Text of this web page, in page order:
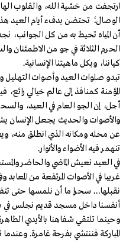
ارتجفت من خشية الله، والقلوب
الوصال؛ تحتضن بدفء أيام العيد هذه
أن المياه تحيط به من كل الجوانب،
الحرم الثلاثة في جو من الاطمئنان
كياننا، وبكل ماهيتنا الإنسانية.
تبدو صلوات العيد وأصوات
المؤمنة كمنافذ إلى عالم خيالي
أجل، إن الجو العام في العيد،
والأصوات والحديث يجعل الإنسان
عن محله ومكانه الذي انطلق منه،
تنهمر فيه الأضواء والأنوار.
في العيد نعيش الماضي والحاضر
غريبا في الأصوات المرتفعة من المعابد
نقبلها… سحرا ما أن نلمسها حتى
أنفسنا داخل مسجد قديم نجلس في
وحينما تلتقي شفاهنا بالأيدي
المباركة فننتشي بفرحة غامرة.